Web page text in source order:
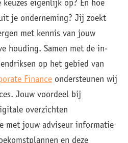
keuzes eigenlijk op? En hoe
je onderneming? Jij zoekt
met kennis van jouw
houding. Samen met de in-
op het gebied van
Finance ondersteunen wij
Jouw voordeel bij
overzichten
met jouw adviseur informatie
en deze